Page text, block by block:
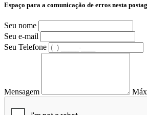
Espaço para a comunicação de erros nesta
Seu nome
Seu e-mail
Seu Telefone
Mensagem